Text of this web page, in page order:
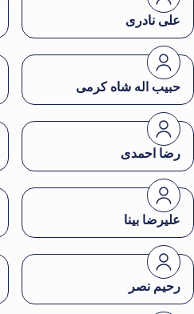
علی نادری
حبیب اله شاه کرمی
رضا احمدی
علیرضا بینا
رحیم نصر